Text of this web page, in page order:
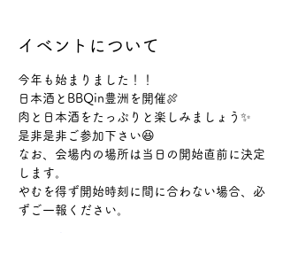
イベントについて
今年も始まりました！！
日本酒とBBQin豊洲を開催🍖
肉と日本酒をたっぷりと楽しみましょう✨
是非是非ご参加下さい😆
なお、会場内の場所は当日の開始直前に決定
します。
やむを得ず開始時刻に間に合わない場合、必
ずご一報ください。